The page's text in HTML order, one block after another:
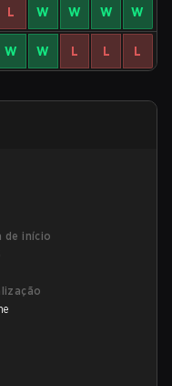
L W W W W
W W L L L
de início